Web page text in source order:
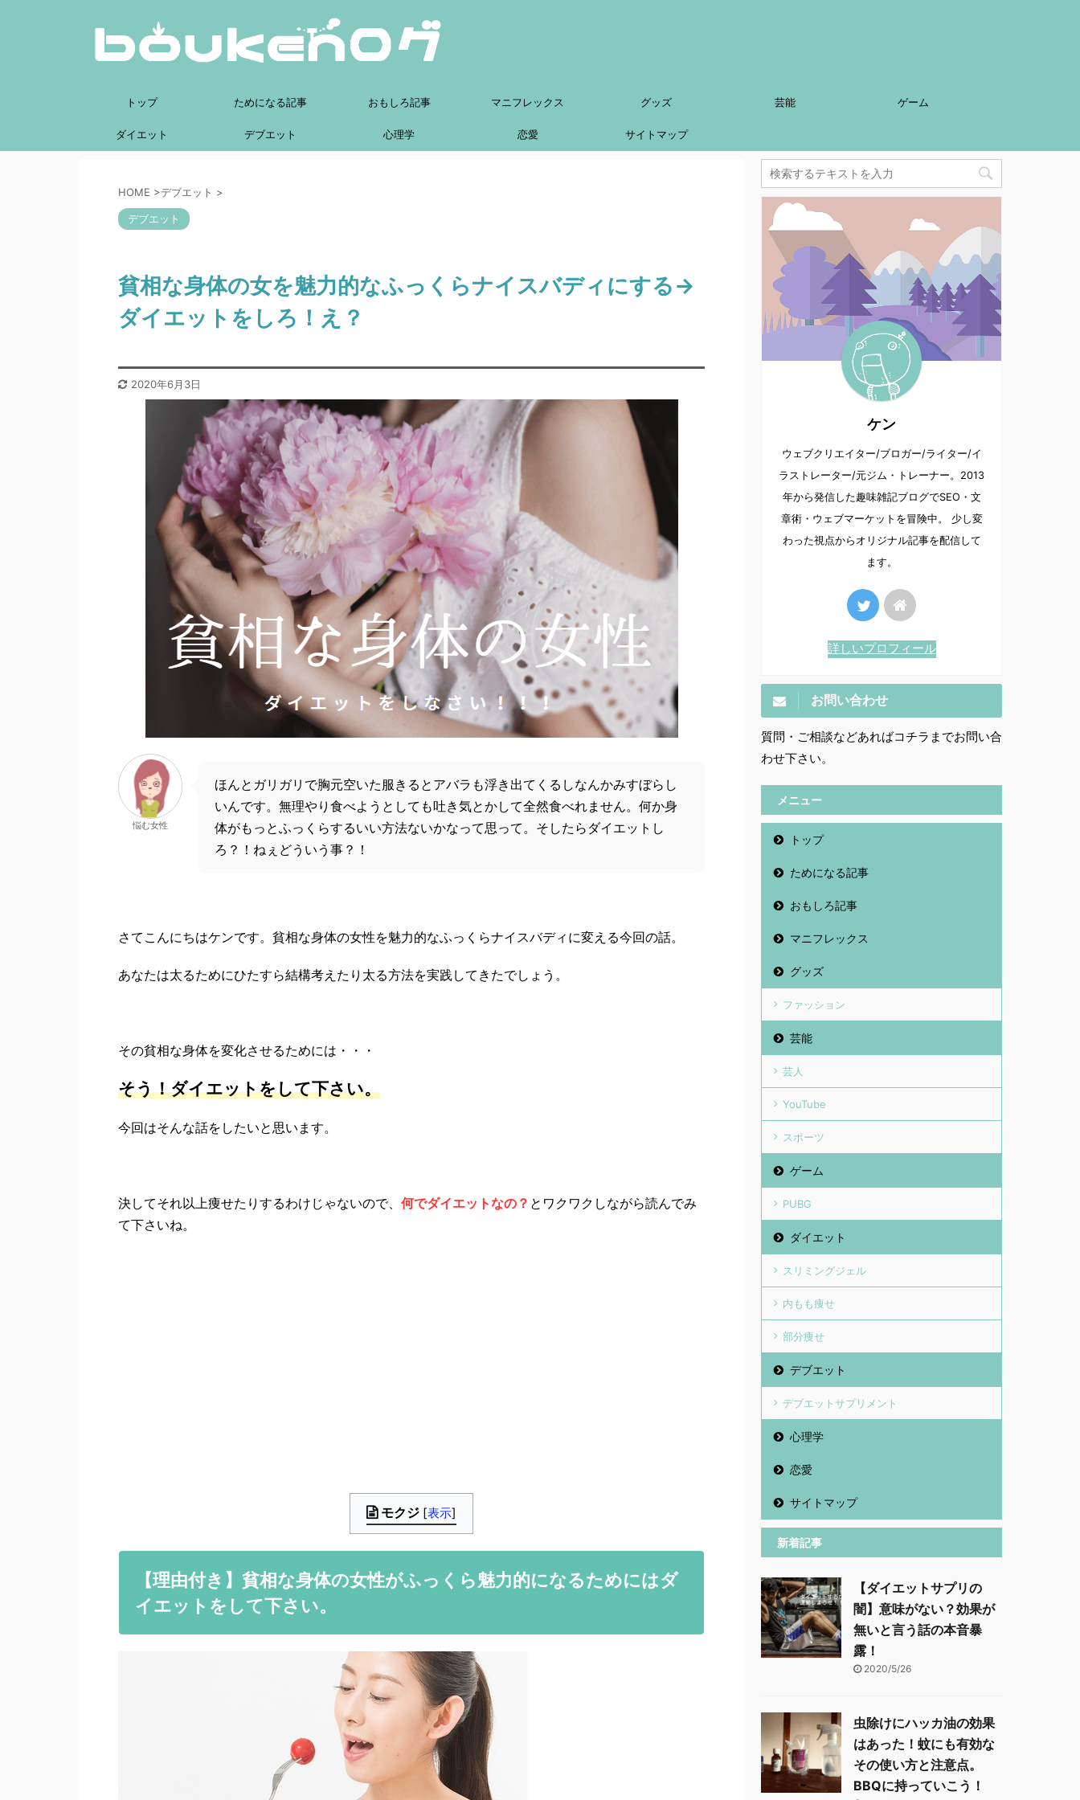
トップ ためになる記事 おもしろ記事 マニフレックス グッズ 芸能 ゲーム
ダイエット デブエット 心理学 恋愛 サイトマップ
HOME >デブエット >
デブエット
貧相な身体の女を魅力的なふっくらナイスバディにする→
ダイエットをしろ！え？
2020年6月3日
悩む女性
ほんとガリガリで胸元空いた服きるとアバラも浮き出てくるしなんかみすぼらし
いんです。無理やり食べようとしても吐き気とかして全然食べれません。何か身
体がもっとふっくらするいい方法ないかなって思って。そしたらダイエットし
ろ？！ねぇどういう事？！
さてこんにちはケンです。貧相な身体の女性を魅力的なふっくらナイスバディに変える今回の話。
あなたは太るためにひたすら結構考えたり太る方法を実践してきたでしょう。
その貧相な身体を変化させるためには・・・
そう！ダイエットをして下さい。
今回はそんな話をしたいと思います。
決してそれ以上痩せたりするわけじゃないので、 何でダイエットなの？ とワクワクしながら読んでみ
て下さいね。
モクジ [表示]
【理由付き】貧相な身体の女性がふっくら魅力的になるためにはダ
イエットをして下さい。
ケン
ウェブクリエイター/ブロガー/ライター/イ
ラストレーター/元ジム・トレーナー。2013
年から発信した趣味雑記ブログでSEO・文
章術・ウェブマーケットを冒険中。 少し変
わった視点からオリジナル記事を配信して
ます。
詳しいプロフィール
お問い合わせ
質問・ご相談などあればコチラまでお問い合
わせ下さい。
メニュー
トップ
ためになる記事
おもしろ記事
マニフレックス
グッズ
ファッション
芸能
芸人
YouTube
スポーツ
ゲーム
PUBG
ダイエット
スリミングジェル
内もも痩せ
部分痩せ
デブエット
デブエットサプリメント
心理学
恋愛
サイトマップ
新着記事
【ダイエットサプリの
闇】意味がない？効果が
無いと言う話の本音暴
露！
2020/5/26
虫除けにハッカ油の効果
はあった！蚊にも有効な
その使い方と注意点。
BBQに持っていこう！